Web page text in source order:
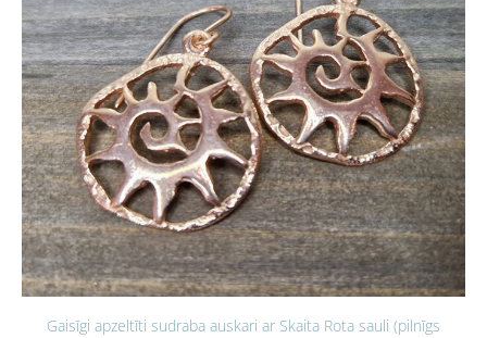
Gaisīgi apzeltīti sudraba auskari ar Skaita Rota sauli (pilnīgs